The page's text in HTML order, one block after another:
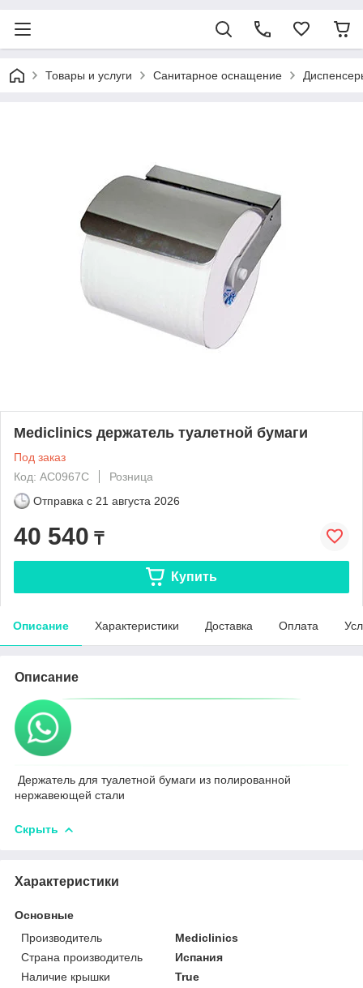
Товары и услуги Санитарное оснащение
Mediclinics держатель туалетной бумаги
Под заказ
Код: AC0967C
Розница
Отправка с 21 августа 2026
40 540 ₸
Купить
Описание Характеристики Доставка Оплата
Описание
Держатель для туалетной бумаги из полированной
нержавеющей стали
Скрыть
Характеристики
Основные
Производитель
Mediclinics
Страна производитель
Испания
Наличие крышки
True